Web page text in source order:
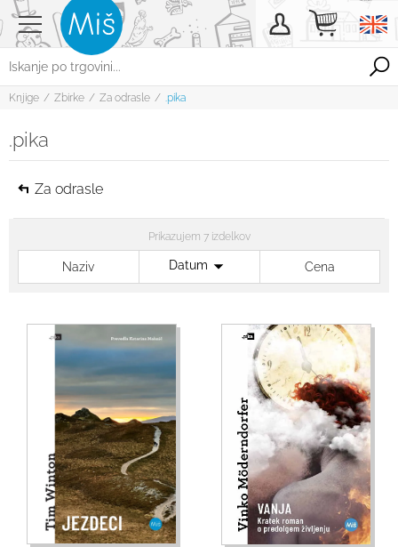
Knjige / Zbirke / Za odrasle / .pika
.pika
Za odrasle
Prikazujem 7 izdelkov
Naziv Datum Cena